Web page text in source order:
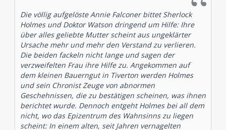
Die völlig aufgelöste Annie Falconer bittet Sherlock
Holmes und Doktor Watson dringend um Hilfe: Ihre
über alles geliebte Mutter scheint aus ungeklärter
Ursache mehr und mehr den Verstand zu verlieren.
Die beiden fackeln nicht lange und sagen der
verzweifelten Frau ihre Hilfe zu. Angekommen auf
dem kleinen Bauerngut in Tiverton werden Holmes
und sein Chronist Zeuge von abnormen
Geschehnissen, die zu bestätigen scheinen, was ihnen
berichtet wurde. Dennoch entgeht Holmes bei all dem
nicht, wo das Epizentrum des Wahnsinns zu liegen
scheint: In einem alten, seit Jahren vernagelten